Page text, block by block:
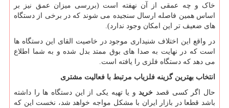
خاک و چه عمقی از آن نهفته است (بررسی میزان عمق نیز بر
اساس همین فاصله ارسال سنجیده می شوند که در برخی از دستگاه
های ضعیف تر این امکان وجود ندارد).
در واقع این اختلاف شنیداری موجود در خاصیت القای این دستگاه ها
است که در نهایت به صدا های بوق ممتد بدل شده و به شما اطلاع
می دهد که دستگاه فلزی را یافته است.
انتخاب بهترین گزینه فلزیاب مرتبط با فعالیت مشتری
حال اگر کسی قصد خریدو یا تهیه یکی از این دستگاه ها را داشته
باشد قطعا در بازار ایران با مشکل مواجه خواهد شد، نخست این که